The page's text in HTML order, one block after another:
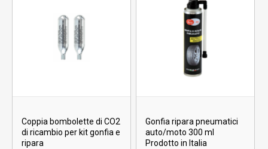
Coppia bombolette di CO2
di ricambio per kit gonfia e
ripara
Gonfia ripara pneumatici
auto/moto 300 ml
Prodotto in Italia